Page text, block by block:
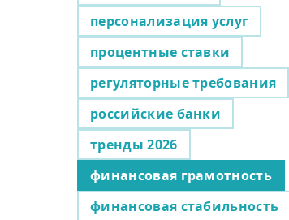
персонализация услуг
процентные ставки
регуляторные требования
российские банки
тренды 2026
финансовая грамотность
финансовая стабильность